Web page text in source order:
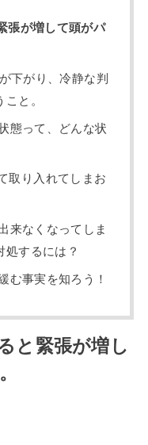
張が増して頭がパ
下がり、冷静な判
と。
態って、どんな状
取り入れてしまお
来なくなってしま
処するには？
む事実を知ろう！
と緊張が増し